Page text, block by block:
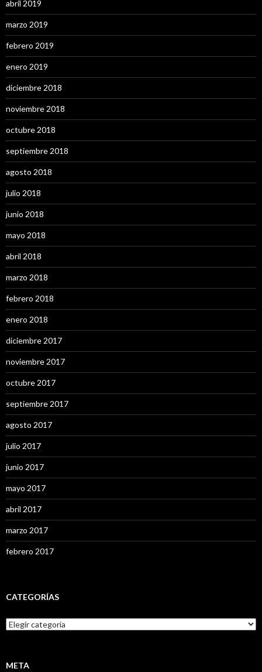
abril 2019
marzo 2019
febrero 2019
enero 2019
diciembre 2018
noviembre 2018
octubre 2018
septiembre 2018
agosto 2018
julio 2018
junio 2018
mayo 2018
abril 2018
marzo 2018
febrero 2018
enero 2018
diciembre 2017
noviembre 2017
octubre 2017
septiembre 2017
agosto 2017
julio 2017
junio 2017
mayo 2017
abril 2017
marzo 2017
febrero 2017
CATEGORÍAS
C
a
g
META